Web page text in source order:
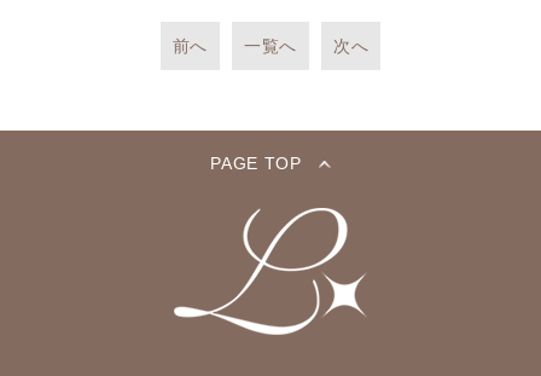
前へ 一覧へ 次へ
PAGE TOP